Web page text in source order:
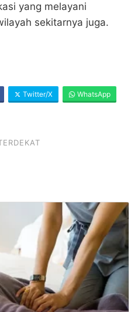
yang melayani
sekitarnya juga.
Twitter/X WhatsApp